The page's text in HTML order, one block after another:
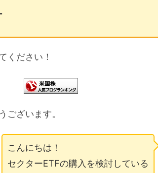
ください！
ございます。
こんにちは！
セクターETFの購入を検討している